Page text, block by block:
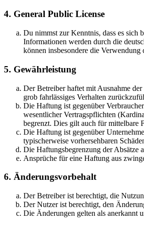
4. General Public License
Du nimmst zur Kenntnis, dass es sich
Informationen werden durch die
können insbesondere die
5. Gewährleistung
Der Betreiber haftet mit Ausnahme
grob fahrlässiges Verhalten
Die Haftung ist gegenüber
wesentlicher Vertragspflichten
begrenzt. Dies gilt auch für mittelbare
Die Haftung ist gegenüber
typischerweise vorhersehbaren
Die Haftungsbegrenzung der Absätze
Ansprüche für eine Haftung aus
6. Änderungsvorbehalt
Der Betreiber ist berechtigt, die
Der Nutzer ist berechtigt, den
Die Änderungen gelten als anerkannt